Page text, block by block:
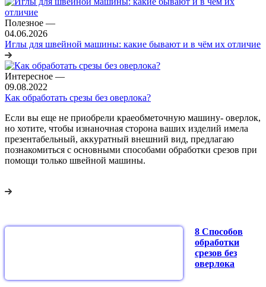
Полезное —
04.06.2026
Иглы для швейной машины: какие бывают и в чём их отличие
Интересное —
09.08.2022
Как обработать срезы без оверлока?
Если вы еще не приобрели краеобметочную машину- оверлок,
но хотите, чтобы изнаночная сторона ваших изделий имела
презентабельный, аккуратный внешний вид, предлагаю
познакомиться с основными способами обработки срезов при
помощи только швейной машины.
8 Способов
обработки
срезов без
оверлока